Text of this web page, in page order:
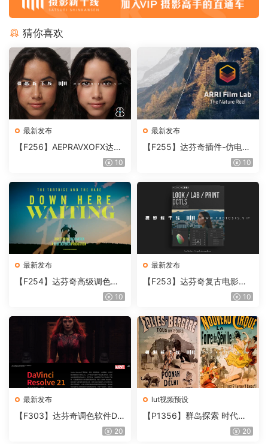
猜你喜欢
最新发布
【F256】AEPRAVXOFX达芬
奇视频人像磨皮润肤美颜插件
10
最新发布
【F255】达芬奇插件-仿电影
胶片视频调色插件 ARRI Film
10
最新发布
【F254】达芬奇高级调色插
件 Contour V2.2.2 WinMac10
最新发布
【F253】达芬奇复古电影胶
片质感DCTL节点调色预设 M
T V4.0
10
最新发布
【F303】达芬奇调色软件Da
Vinci Resolve Studio21.0.320
lut视频预设
【P1356】群岛探索 时代马
戏团 – QUEST 60 调色预设A
20